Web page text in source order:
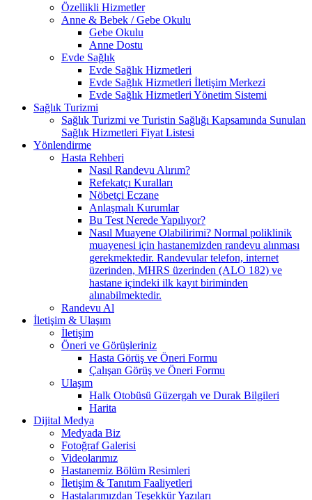
Özellikli Hizmetler
Anne & Bebek / Gebe Okulu
Gebe Okulu
Anne Dostu
Evde Sağlık
Evde Sağlık Hizmetleri
Evde Sağlık Hizmetleri İletişim Merkezi
Evde Sağlık Hizmetleri Yönetim Sistemi
Sağlık Turizmi
Sağlık Turizmi ve Turistin Sağlığı Kapsamında Sunulan
Sağlık Hizmetleri Fiyat Listesi
Yönlendirme
Hasta Rehberi
Nasıl Randevu Alırım?
Refekatçı Kuralları
Nöbetçi Eczane
Anlaşmalı Kurumlar
Bu Test Nerede Yapılıyor?
Nasıl Muayene Olabilirimi? Normal poliklinik
muayenesi için hastanemizden randevu alınması
gerekmektedir. Randevular telefon, internet
üzerinden, MHRS üzerinden (ALO 182) ve
hastane içindeki ilk kayıt biriminden
alınabilmektedir.
Randevu Al
İletişim & Ulaşım
İletişim
Öneri ve Görüşleriniz
Hasta Görüş ve Öneri Formu
Çalışan Görüş ve Öneri Formu
Ulaşım
Halk Otobüsü Güzergah ve Durak Bilgileri
Harita
Dijital Medya
Medyada Biz
Fotoğraf Galerisi
Videolarımız
Hastanemiz Bölüm Resimleri
İletişim & Tanıtım Faaliyetleri
Hastalarımızdan Teşekkür Yazıları